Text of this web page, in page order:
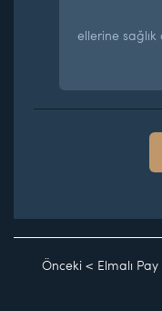
ellerine
Önceki < Elmalı Pay